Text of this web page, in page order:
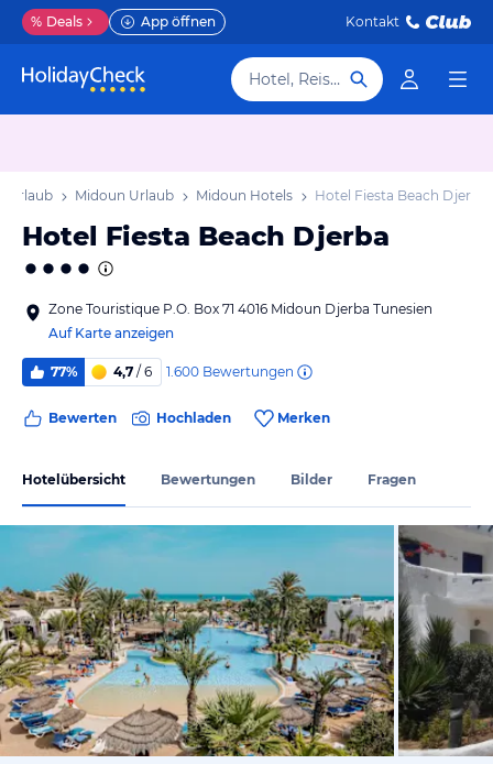
% Deals App öffnen Kontakt
Hotel, Reiseziel
Urlaub Midoun Urlaub Midoun Hotels Hotel Fiesta Beach Djerba
Hotel Fiesta Beach Djerba
Zone Touristique P.O. Box 71 4016 Midoun Djerba Tunesien
Auf Karte anzeigen
77% 4,7 / 6 1.600 Bewertungen
Bewerten Hochladen Merken
Hotelübersicht Bewertungen Bilder Fragen
vom